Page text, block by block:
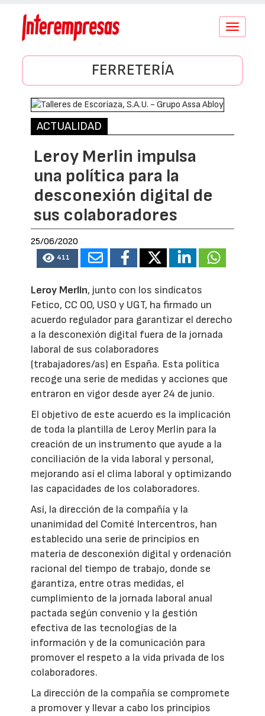
Conmutar
FERRETERÍA
ACTUALIDAD
Leroy Merlin impulsa
una política para la
desconexión digital de
sus colaboradores
25/06/2020
411
Leroy Merlin, junto con los sindicatos
Fetico, CC OO, USO y UGT, ha firmado un
acuerdo regulador para garantizar el derecho
a la desconexión digital fuera de la jornada
laboral de sus colaboradores
(trabajadores/as) en España. Esta política
recoge una serie de medidas y acciones que
entraron en vigor desde ayer 24 de junio.
El objetivo de este acuerdo es la implicación
de toda la plantilla de Leroy Merlin para la
creación de un instrumento que ayude a la
conciliación de la vida laboral y personal,
mejorando así el clima laboral y optimizando
las capacidades de los colaboradores.
Así, la dirección de la compañía y la
unanimidad del Comité Intercentros, han
establecido una serie de principios en
materia de desconexión digital y ordenación
racional del tiempo de trabajo, donde se
garantiza, entre otras medidas, el
cumplimiento de la jornada laboral anual
pactada según convenio y la gestión
efectiva de las tecnologías de la
información y de la comunicación para
promover el respeto a la vida privada de los
colaboradores.
La dirección de la compañía se compromete
a promover y llevar a cabo los principios